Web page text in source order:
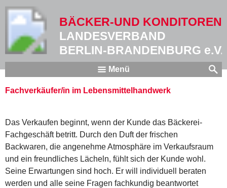
BÄCKER-UND KONDITOREN
LANDESVERBAND
BERLIN-BRANDENBURG e.V.
Menü
Fachverkäufer/in im Lebensmittelhandwerk
Das Verkaufen beginnt, wenn der Kunde das Bäckerei-
Fachgeschäft betritt. Durch den Duft der frischen
Backwaren, die angenehme Atmosphäre im Verkaufsraum
und ein freundliches Lächeln, fühlt sich der Kunde wohl.
Seine Erwartungen sind hoch. Er will individuell beraten
werden und alle seine Fragen fachkundig beantwortet